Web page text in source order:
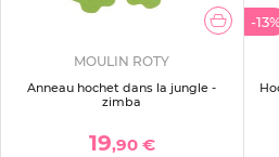
MOULIN ROTY
Anneau hochet dans la jungle -
zimba
19,90 €
-